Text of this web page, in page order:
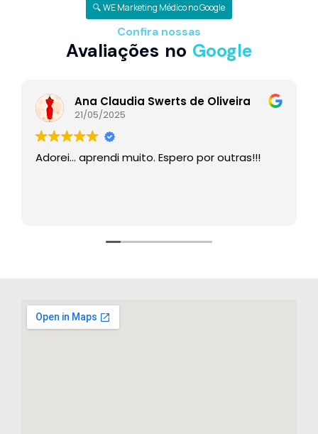
🔍 WE Marketing Médico no Google
Confira nossas
Avaliações no Google
Ana Claudia Swerts de Oliveira
21/05/2025
Adorei… aprendi muito. Espero por outras!!!